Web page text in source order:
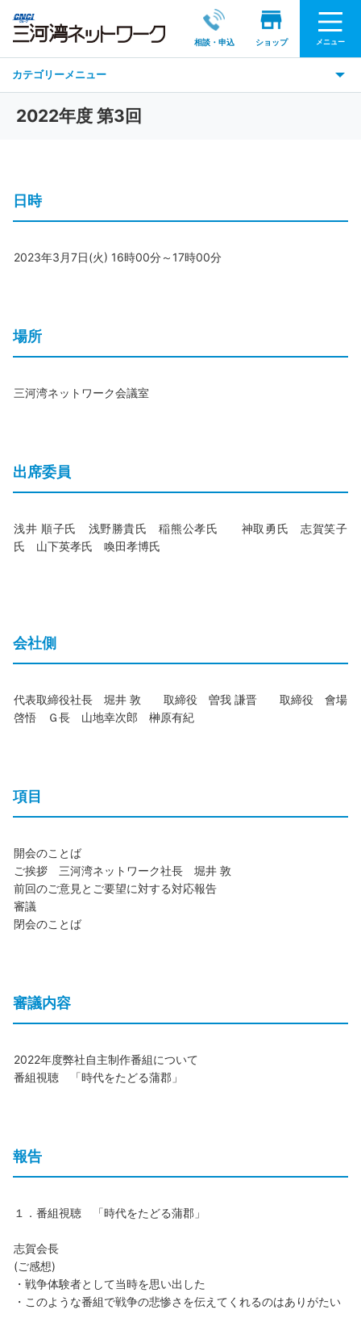
相談・申込 ショップ メニュー
カテゴリーメニュー
2022年度 第3回
日時
2023年3月7日(火) 16時00分～17時00分
場所
三河湾ネットワーク会議室
出席委員
浅井 順子氏 浅野勝貴氏 稲熊公孝氏 神取勇氏 志賀笑子
氏 山下英孝氏 喚田孝博氏
会社側
代表取締役社長 堀井 敦 取締役 曽我 謙晋 取締役 會場
啓悟 Ｇ長 山地幸次郎 榊原有紀
項目
開会のことば
ご挨拶 三河湾ネットワーク社長 堀井 敦
前回のご意見とご要望に対する対応報告
審議
閉会のことば
審議内容
2022年度弊社自主制作番組について
番組視聴 「時代をたどる蒲郡」
報告
１．番組視聴 「時代をたどる蒲郡」
志賀会長
(ご感想)
・戦争体験者として当時を思い出した
・このような番組で戦争の悲惨さを伝えてくれるのはありがたい